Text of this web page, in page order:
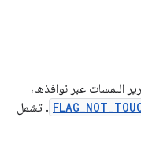
اللمسات عبر نوافذها،
. تشمل